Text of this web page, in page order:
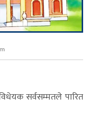
विधेयक सर्वसम्मतले पारित